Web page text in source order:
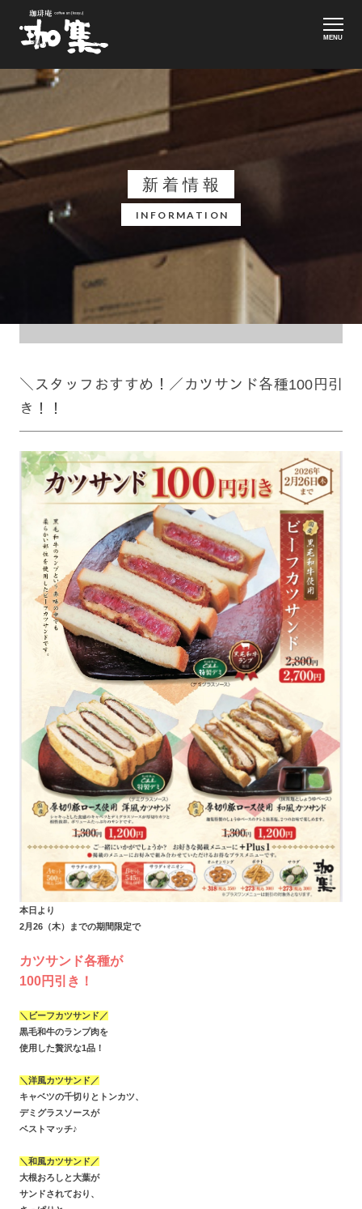
MENU
新着情報
INFORMATION
＼スタッフおすすめ！／カツサンド各種100円引
き！！
本日より
2月26（木）までの期間限定で
カツサンド各種が
100円引き！
＼ビーフカツサンド／
黒毛和牛のランプ肉を
使用した贅沢な1品！
＼洋風カツサンド／
キャベツの千切りとトンカツ、
デミグラスソースが
ベストマッチ♪
＼和風カツサンド／
大根おろしと大葉が
サンドされており、